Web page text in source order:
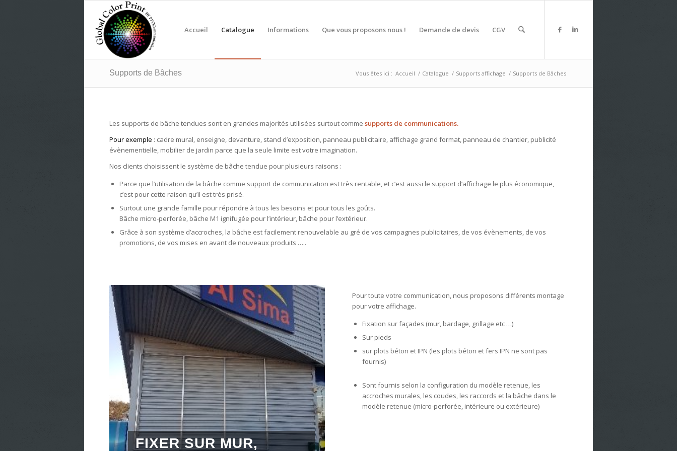
Accueil Catalogue Informations Que vous proposons nous ! Demande de devis CGV
Supports de Bâches Vous êtes ici : Accueil / Catalogue / Supports affichage / Supports de Bâches
Les supports de bâche tendues sont en grandes majorités utilisées surtout comme supports de communications.
Pour exemple : cadre mural, enseigne, devanture, stand d’exposition, panneau publicitaire, affichage grand format, panneau de chantier, publicité
évènementielle, mobilier de jardin parce que la seule limite est votre imagination.
Nos clients choisissent le système de bâche tendue pour plusieurs raisons :
Parce que l’utilisation de la bâche comme support de communication est très rentable, et c’est aussi le support d’affichage le plus économique,
c’est pour cette raison qu’il est très prisé.
Surtout une grande famille pour répondre à tous les besoins et pour tous les goûts.
Bâche micro-perforée, bâche M1 ignifugée pour l’intérieur, bâche pour l’extérieur.
Grâce à son système d’accroches, la bâche est facilement renouvelable au gré de vos campagnes publicitaires, de vos évènements, de vos
promotions, de vos mises en avant de nouveaux produits …..
FIXER SUR MUR,
Pour toute votre communication, nous proposons différents montage
pour votre affichage.
Fixation sur façades (mur, bardage, grillage etc …)
Sur pieds
sur plots béton et IPN (les plots béton et fers IPN ne sont pas
fournis)
Sont fournis selon la configuration du modèle retenue, les
accroches murales, les coudes, les raccords et la bâche dans le
modèle retenue (micro-perforée, intérieure ou extérieure)